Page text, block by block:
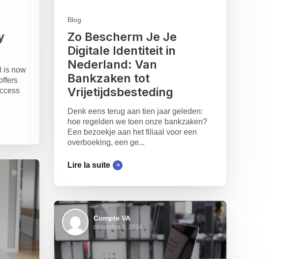
is now
Blog
Zo Bescherm Je Je
Digitale Identiteit in
Nederland: Van
Bankzaken tot
Vrijetijdsbesteding
Denk eens terug aan tien jaar geleden:
hoe regelden we toen onze bankzaken?
Een bezoekje aan het filiaal voor een
overboeking, een ge...
Lire la suite
Compte VA
décembre 3, 2024